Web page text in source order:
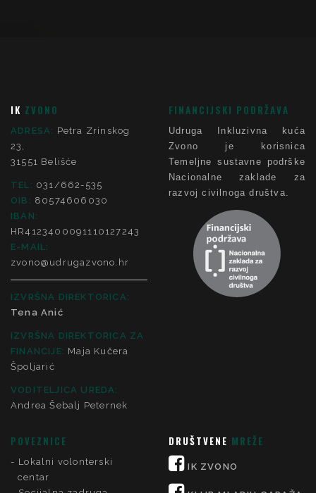
IK ZVONO
ADRESA: Petra Zrinskog
23,
31551 Belišće
TEL: 031/662-535
OIB: 80574606030
IBAN:
HR4123400091110127243
E-MAIL:
zvono@udrugazvono.hr
IZVRŠNA DIREKTORICA:
Tena Anić
IZVRŠNA DIREKTORICA ZA
FINANCIJE: Maja Kučera
Špoljarić
VODITELJICA UREDA:
Andrea Šebalj Peternek
FINANCIJSKI PODRŽAVA
Udruga Inkluzivna kuća
Zvono je korisnica
Temeljne sustavne podrške
Nacionalne zaklade za
razvoj civilnoga društva.
POVEZNICE
Lokalni volonterski
centar
DRUŠTVENE MREŽE
IK ZVONO